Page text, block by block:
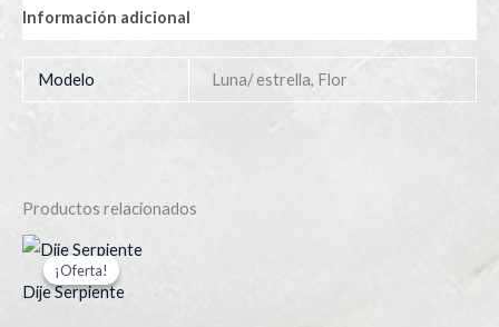
Información adicional
Modelo Luna/ estrella, Flor
Productos relacionados
¡Oferta!
¡Oferta!
Dije Serpiente
precio
original
era:
precio